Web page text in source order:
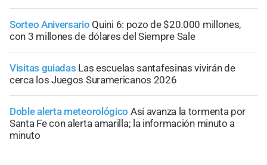
Sorteo Aniversario Quini 6: pozo de $20.000 millones,
con 3 millones de dólares del Siempre Sale
Visitas guiadas Las escuelas santafesinas vivirán de
cerca los Juegos Suramericanos 2026
Doble alerta meteorológico Así avanza la tormenta por
Santa Fe con alerta amarilla; la información minuto a
minuto